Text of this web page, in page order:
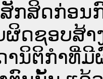
ກ​ສິດ​ກ່ອນ​
ດ​ຊອບ​ສ້າ
ນິຕິກໍາທີ່ມີ